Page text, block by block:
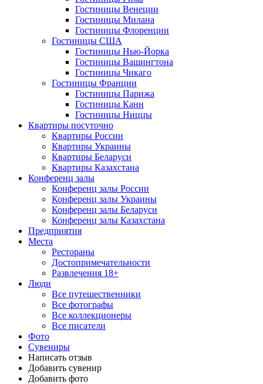
Гостиницы Венеции
Гостиницы Милана
Гостиницы Флоренции
Гостиницы США
Гостиницы Нью-Йорка
Гостиницы Вашингтона
Гостиницы Чикаго
Гостиницы Франции
Гостиницы Парижа
Гостиницы Канн
Гостиницы Ниццы
Квартиры посуточно
Квартиры России
Квартиры Украины
Квартиры Беларуси
Квартиры Казахстана
Конференц залы
Конференц залы России
Конференц залы Украины
Конференц залы Беларуси
Конференц залы Казахстана
Предприятия
Места
Рестораны
Достопримечательности
Развлечения 18+
Люди
Все путешественники
Все фотографы
Все коллекционеры
Все писатели
Фото
Сувениры
Написать отзыв
Добавить сувенир
Добавить фото